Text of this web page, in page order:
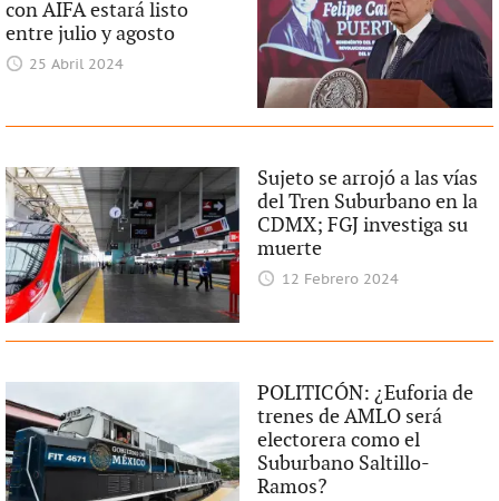
con AIFA estará listo
entre julio y agosto
25 Abril 2024
Sujeto se arrojó a las vías
del Tren Suburbano en la
CDMX; FGJ investiga su
muerte
12 Febrero 2024
POLITICÓN: ¿Euforia de
trenes de AMLO será
electorera como el
Suburbano Saltillo-
Ramos?